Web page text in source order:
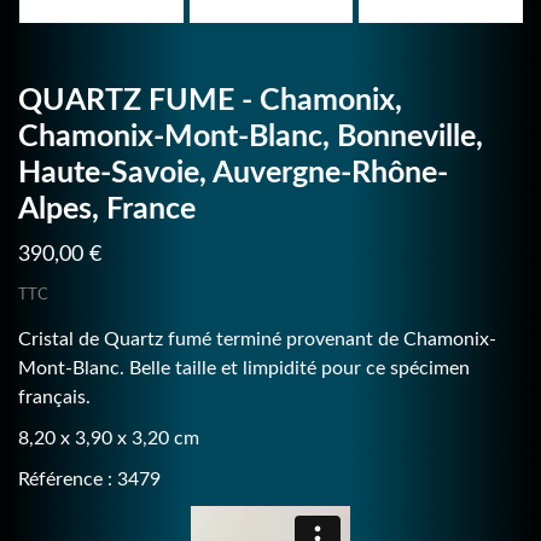
QUARTZ FUME - Chamonix,
Chamonix-Mont-Blanc, Bonneville,
Haute-Savoie, Auvergne-Rhône-
Alpes, France
390,00 €
TTC
Cristal de Quartz fumé terminé provenant de Chamonix-
Mont-Blanc. Belle taille et limpidité pour ce spécimen
français.
8,20 x 3,90 x 3,20 cm
Référence : 3479